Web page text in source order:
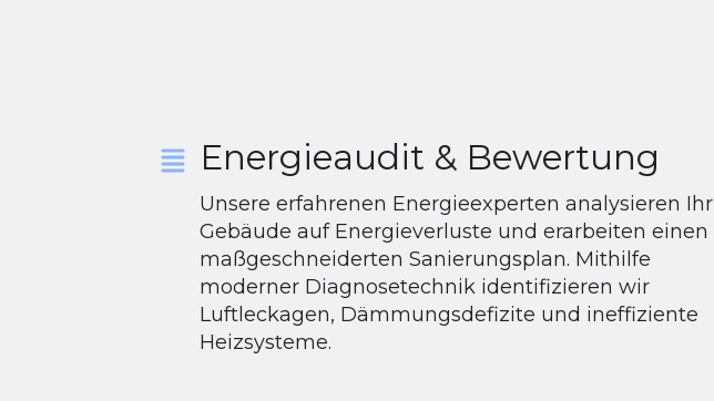
Energieaudit & Bewertung
Unsere erfahrenen Energieexperten analysieren Ihr
Gebäude auf Energieverluste und erarbeiten einen
maßgeschneiderten Sanierungsplan. Mithilfe
moderner Diagnosetechnik identifizieren wir
Luftleckagen, Dämmungsdefizite und ineffiziente
Heizsysteme.